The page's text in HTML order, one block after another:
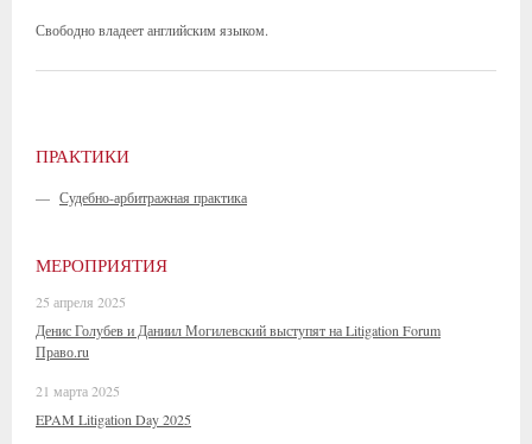
Свободно владеет английским языком.
ПРАКТИКИ
— Судебно-арбитражная практика
МЕРОПРИЯТИЯ
25 апреля 2025
Денис Голубев и Даниил Могилевский выступят на Litigation Forum
Право.ru
21 марта 2025
EPAM Litigation Day 2025